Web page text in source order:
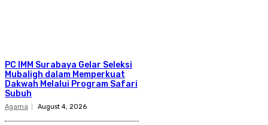
PC IMM Surabaya Gelar Seleksi
Mubaligh dalam Memperkuat
Dakwah Melalui Program Safari
Subuh
Agama August 4, 2026